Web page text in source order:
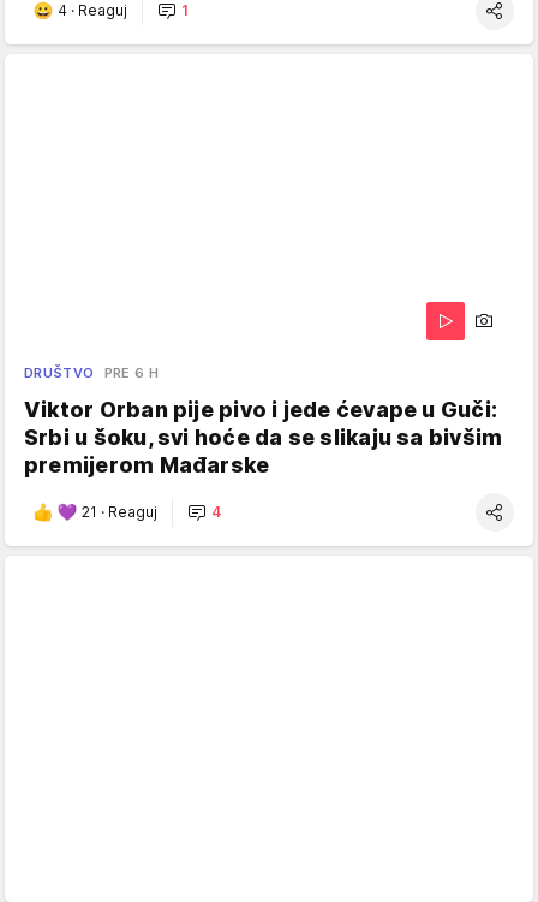
4 · Reaguj 1
DRUŠTVO PRE 6 H
Viktor Orban pije pivo i jede ćevape u Guči:
Srbi u šoku, svi hoće da se slikaju sa bivšim
premijerom Mađarske
21 · Reaguj 4